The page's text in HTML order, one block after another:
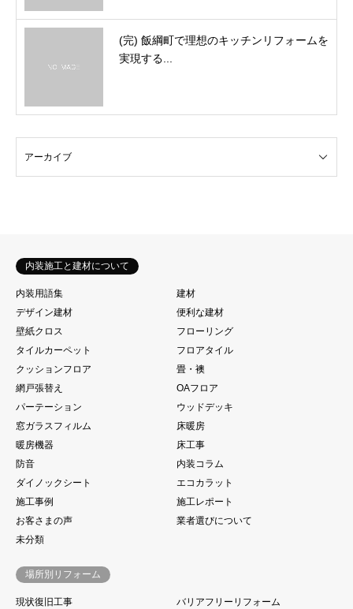
(完) 飯綱町で理想のキッチンリフォームを
実現する...
内装施工と建材について
内装用語集
建材
デザイン建材
便利な建材
壁紙クロス
フローリング
タイルカーペット
フロアタイル
クッションフロア
畳・襖
網戸張替え
OAフロア
パーテーション
ウッドデッキ
窓ガラスフィルム
床暖房
暖房機器
床工事
防音
内装コラム
ダイノックシート
エコカラット
施工事例
施工レポート
お客さまの声
業者選びについて
未分類
場所別リフォーム
現状復旧工事
バリアフリーリフォーム